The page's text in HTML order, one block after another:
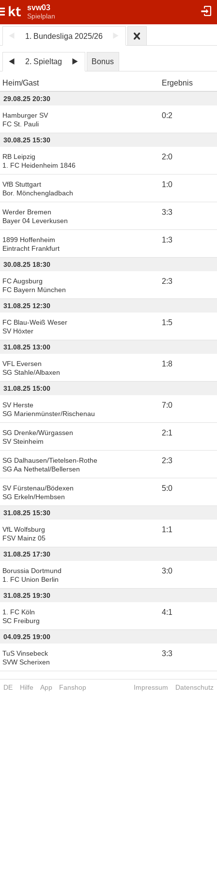
svw03
Spielplan
1. Bundesliga 2025/26
2. Spieltag Bonus
Heim Gast Ergebnis
29.08.25 20:30
Hamburger SV
FC St. Pauli
0:2
30.08.25 15:30
RB Leipzig
1. FC Heidenheim 1846
2:0
VfB Stuttgart
Bor. Mönchengladbach
1:0
Werder Bremen
Bayer 04 Leverkusen
3:3
1899 Hoffenheim
Eintracht Frankfurt
1:3
30.08.25 18:30
FC Augsburg
FC Bayern München
2:3
31.08.25 12:30
FC Blau-Weiß Weser
SV Höxter
1:5
31.08.25 13:00
VFL Eversen
SG Stahle/Albaxen
1:8
31.08.25 15:00
SV Herste
SG Marienmünster/Rischenau
7:0
SG Drenke/Würgassen
SV Steinheim
2:1
SG Dalhausen/Tietelsen-Rothe
SG Aa Nethetal/Bellersen
2:3
SV Fürstenau/Bödexen
SG Erkeln/Hembsen
5:0
31.08.25 15:30
VfL Wolfsburg
FSV Mainz 05
1:1
31.08.25 17:30
Borussia Dortmund
1. FC Union Berlin
3:0
31.08.25 19:30
1. FC Köln
SC Freiburg
4:1
04.09.25 19:00
TuS Vinsebeck
SVW Scherixen
3:3
DE Hilfe App Fanshop Impressum Datenschutz